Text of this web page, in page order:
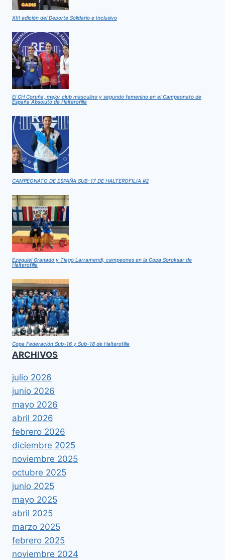
XIII edición del Deporte Solidario e Inclusivo
El CH Coruña, mejor club masculino y segundo femenino en el Campeonato de
España Absoluto de Halterofilia
CAMPEONATO DE ESPAÑA SUB-17 DE HALTEROFILIA #2
Ezequiel Granado y Tiago Larramendi, campeones en la Copa Soroksar de
Halterofilia
Copa Federación Sub-16 y Sub-18 de Halterofilia
ARCHIVOS
julio 2026
junio 2026
mayo 2026
abril 2026
febrero 2026
diciembre 2025
noviembre 2025
octubre 2025
junio 2025
mayo 2025
abril 2025
marzo 2025
febrero 2025
noviembre 2024